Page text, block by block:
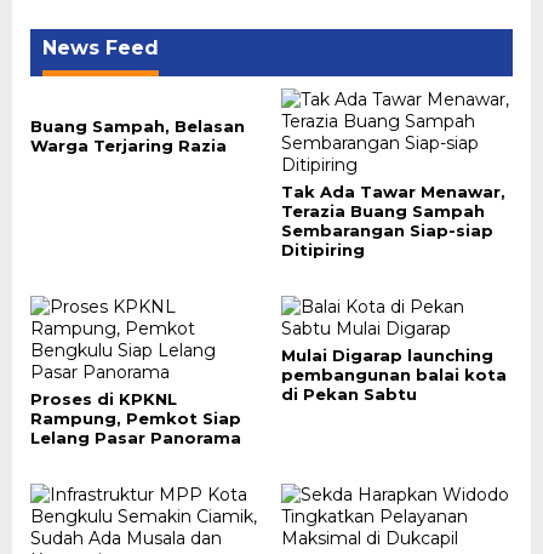
News Feed
Buang Sampah, Belasan
Warga Terjaring Razia
Tak Ada Tawar Menawar,
Terazia Buang Sampah
Sembarangan Siap-siap
Ditipiring
Proses di KPKNL
Rampung, Pemkot Siap
Lelang Pasar Panorama
Mulai Digarap launching
pembangunan balai kota
di Pekan Sabtu